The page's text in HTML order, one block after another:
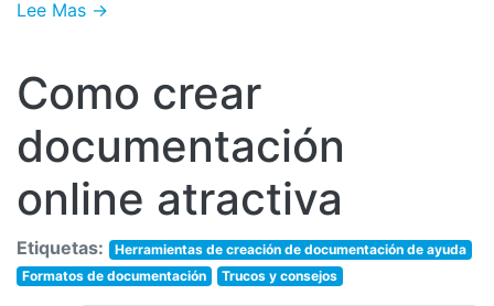
Lee Mas →
Como crear
documentación
online atractiva
Etiquetas:
Herramientas de creación de documentación de ayuda
Formatos de documentación
Trucos y consejos